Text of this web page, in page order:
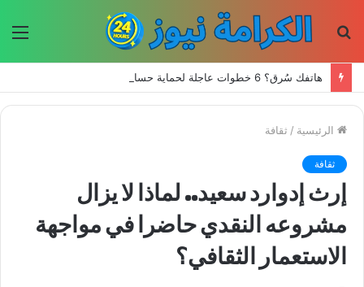
هاتفك سُرق؟ 6 خطوات عاجلة لحماية حساباتك وبياناتك
الرئيسية / ثقافة
ثقافة
إرث إدوارد سعيد.. لماذا لا يزال
مشروعه النقدي حاضرا في مواجهة
الاستعمار الثقافي؟